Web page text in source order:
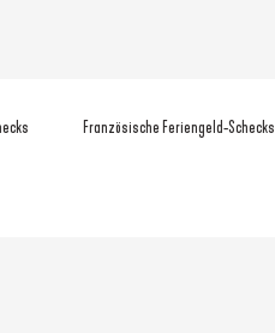
Französische Feriengeld-Schecks